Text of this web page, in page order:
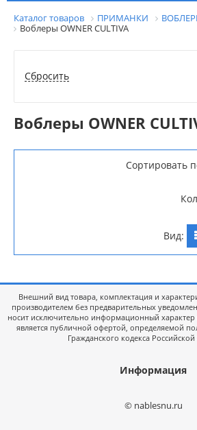
Каталог товаров ПРИМАНКИ
Воблеры OWNER CULTIVA
Воблеры OWNER
Сортировать
Вид:
Внешний вид товара, комплектация и
производителем без предварительных
носит исключительно информационный характер
является публичной офертой, определяемой
Гражданского кодекса
Информация
© nablesnu.ru